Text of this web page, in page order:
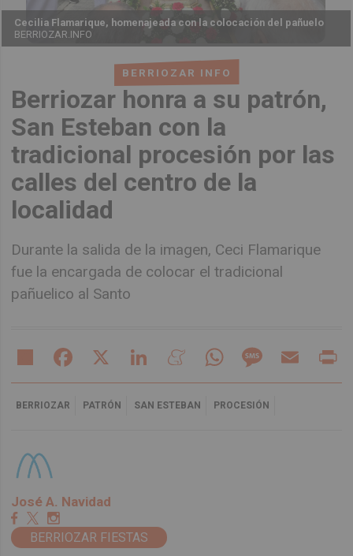
BERRIOZAR INFO
Berriozar honra a su patrón,
San Esteban con la
tradicional procesión por las
calles del centro de la
localidad
Durante la salida de la imagen, Ceci Flamarique
fue la encargada de colocar el tradicional
pañuelico al Santo
Cecilia Flamarique, homenajeada con la colocación del pañuelo
BERRIOZAR.INFO
Share Facebook LinkedIn MeneameWhatsAppMessageEmail
BERRIOZAR PATRÓN SAN ESTEBAN PROCESIÓN
José A. Navidad
BERRIOZAR FIESTAS